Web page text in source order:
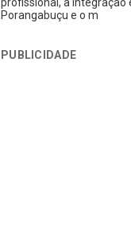
Porangabuçu e o m
PUBLICIDADE